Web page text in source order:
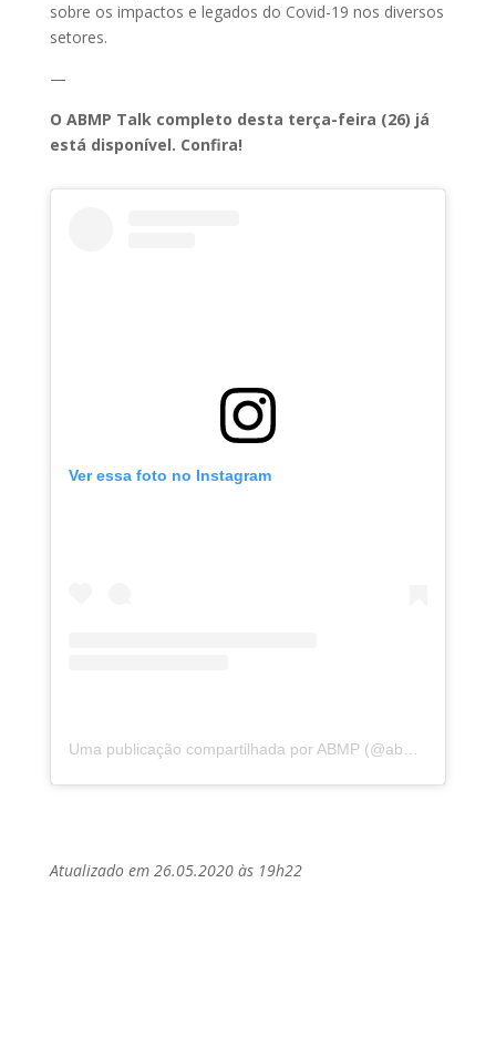
sobre os impactos e legados do Covid-19 nos diversos
setores.
—
O ABMP Talk completo desta terça-feira (26) já
está disponível. Confira!
Ver essa foto no Instagram
Atualizado em 26.05.2020 às 19h22